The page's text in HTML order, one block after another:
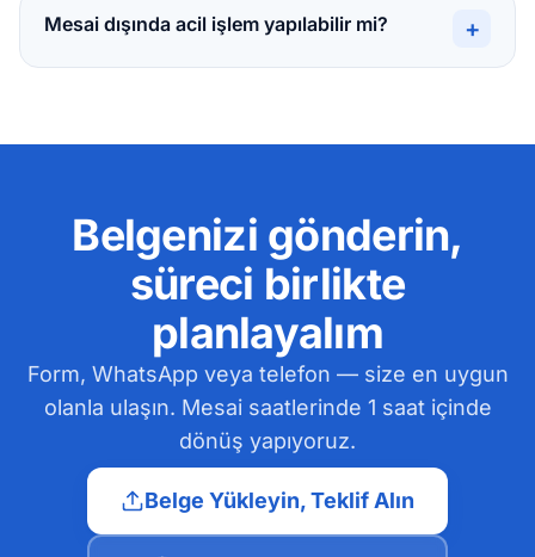
Mesai dışında acil işlem yapılabilir mi? +
Belgenizi gönderin,
süreci birlikte
planlayalım
Form, WhatsApp veya telefon — size en uygun
olanla ulaşın. Mesai saatlerinde 1 saat içinde
dönüş yapıyoruz.
Belge Yükleyin, Teklif Alın